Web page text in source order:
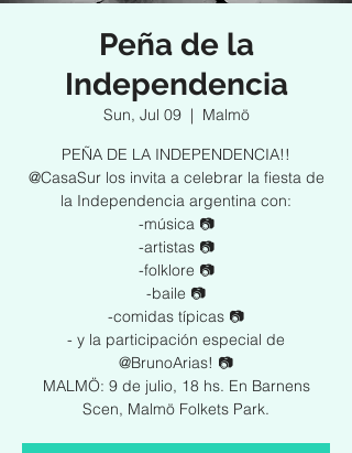
Peña de la
Independencia
Sun, Jul 09
  |
Malmö
PEÑA DE LA INDEPENDENCIA!!
@CasaSur los invita a celebrar la fiesta de
la Independencia argentina con:
-música 📷
-artistas 📷
-folklore 📷
-baile 📷
-comidas típicas 📷
- y la participación especial de
@BrunoArias! 📷
MALMÖ: 9 de julio, 18 hs. En Barnens
Scen, Malmö Folkets Park.